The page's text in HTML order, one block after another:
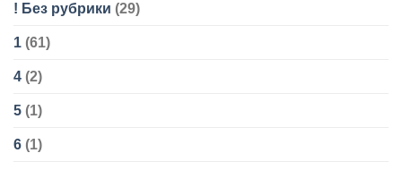
! Без рубрики (29)
1 (61)
4 (2)
5 (1)
6 (1)